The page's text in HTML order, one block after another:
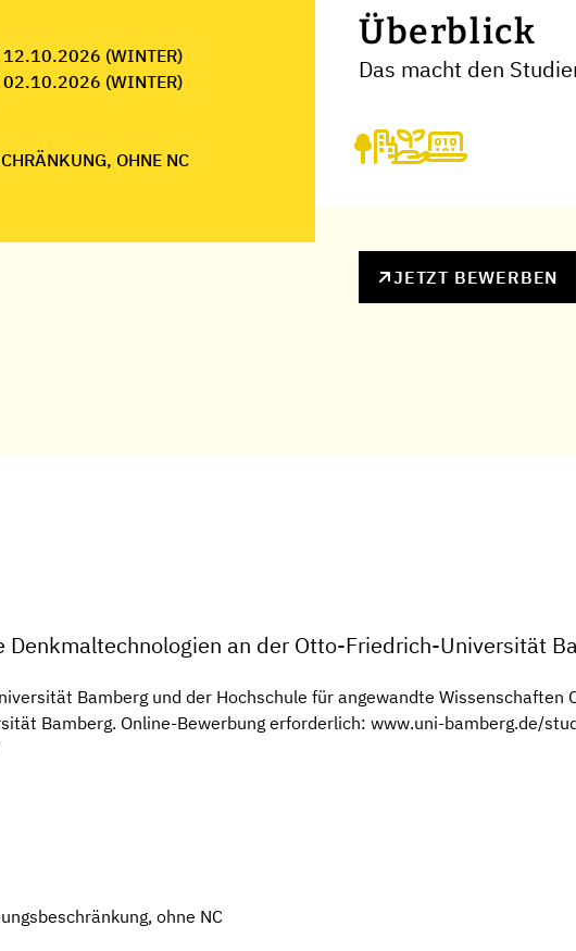
(WINTER)
(WINTER)
OHNE NC
Überblick
Das macht den
JETZT BEWERBEN
Denkmaltechnologien an der Otto-Friedrich-Universität
Bamberg und der Hochschule für angewandte Wissenschaften
Bamberg. Online-Bewerbung erforderlich: www.uni-bamberg.de/
ohne NC